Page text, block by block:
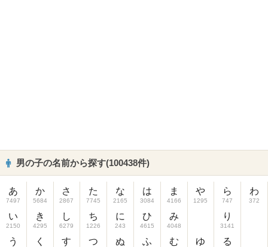
男の子の名前から探す(100438件)
あ
7497
い
2150
う
か
5684
き
4295
く
さ
2867
し
6279
す
た
7745
ち
1226
つ
な
2165
に
243
ぬ
は
3084
ひ
4615
ふ
ま
4166
み
4048
む
や
1295
ゆ
ら
747
り
3141
る
わ
372